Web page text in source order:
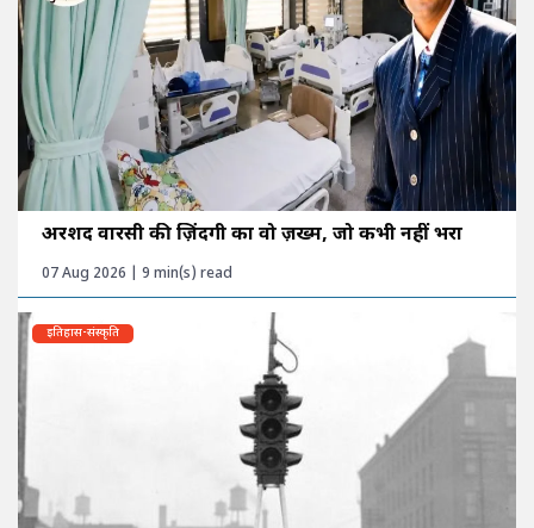
अरशद वारसी की ज़िंदगी का वो ज़ख्म, जो कभी नहीं भरा
07 Aug 2026 | 9 min(s) read
इतिहास-संस्कृति